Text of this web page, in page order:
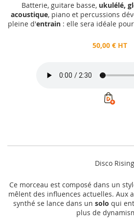
Batterie, guitare basse, ukulélé,
acoustique, piano et percussions
pleine d'entrain: elle sera idéale
50,00 € HT
Disco Rising
Ce morceau est composé dans un
mêlent des influences actuelles. Aux
synthé se lance dans un solo qui
plus de